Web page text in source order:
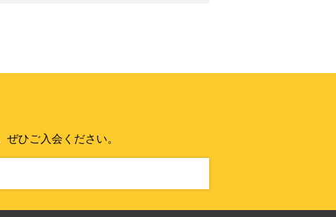
ひご入会ください。